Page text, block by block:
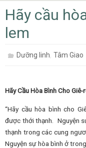
Hãy cầu
lem
Dưỡng linh,Tâm Giao
Hãy Cầu Hòa Bình Cho Giê-
“Hãy cầu hòa bình cho
được thới thạnh. Nguyện
thạnh trong các cung
Nguyện sự hòa bình ở